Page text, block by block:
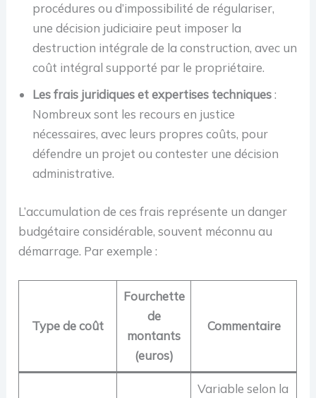
procédures ou d’impossibilité de régulariser,
une décision judiciaire peut imposer la
destruction intégrale de la construction, avec un
coût intégral supporté par le propriétaire.
Les frais juridiques et expertises techniques:
Nombreux sont les recours en justice
nécessaires, avec leurs propres coûts, pour
défendre un projet ou contester une décision
administrative.
L’accumulation de ces frais représente un danger
budgétaire considérable, souvent méconnu au
démarrage. Par exemple :
Type de coût
Fourchette
de
montants
(euros)
Commentaire
Variable selon la